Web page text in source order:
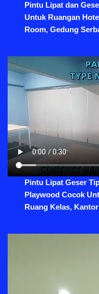
Pintu Lipat dan
Untuk Ruangan
Room, Gedung
Pintu Lipat Geser
Playwood Cocok
Ruang Kelas, Kantor